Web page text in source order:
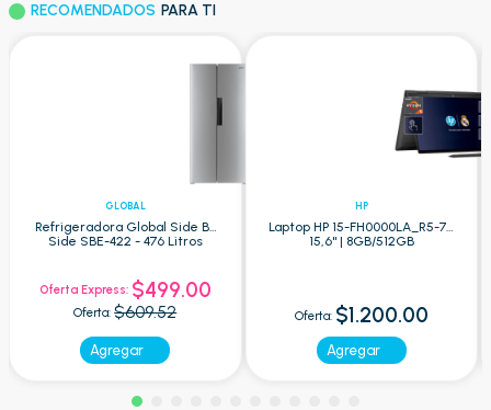
RECOMENDADOS PARA TI
GLOBAL
Refrigeradora Global Side By
Side SBE-422 - 476 Litros
Oferta Express: $499.00
Oferta: $609.52
Agregar
HP
Laptop HP 15-FH0000LA_R5-7 -
15,6" | 8GB/512GB
Oferta: $1.200.00
Agregar